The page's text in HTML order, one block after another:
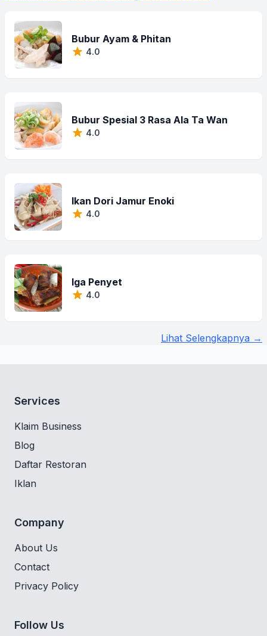
Bubur Ayam & Phitan
4.0
Bubur Spesial 3 Rasa Ala Ta Wan
4.0
Ikan Dori Jamur Enoki
4.0
Iga Penyet
4.0
Lihat Selengkapnya →
Services
Klaim Business
Blog
Daftar Restoran
Iklan
Company
About Us
Contact
Privacy Policy
Follow Us